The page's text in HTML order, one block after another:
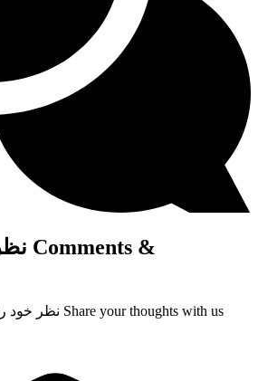
Comments &
نظر خود Share your thoughts with us